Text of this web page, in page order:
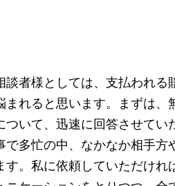
者様としては、支払われる
れると思います。まずは、
いて、迅速に回答させてい
多忙の中、なかなか相手方
。私に依頼していただけれ